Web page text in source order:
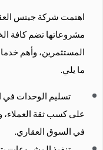
اهتمت شركة جيتس
مشروعاتها تضم كافة
المستثمرين، وأهم
ما يلي.
تسليم الوحدات في
على كسب ثقة
في السوق العقاري.